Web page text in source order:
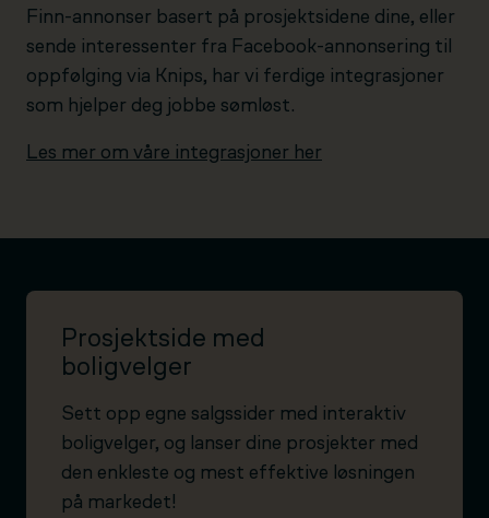
Finn-annonser basert på prosjektsidene dine, eller
sende interessenter fra Facebook-annonsering til
oppfølging via Knips, har vi ferdige integrasjoner
som hjelper deg jobbe sømløst.
Les mer om våre integrasjoner her
Prosjektside med
boligvelger
Sett opp egne salgssider med interaktiv
boligvelger, og lanser dine prosjekter med
den enkleste og mest effektive løsningen
på markedet!